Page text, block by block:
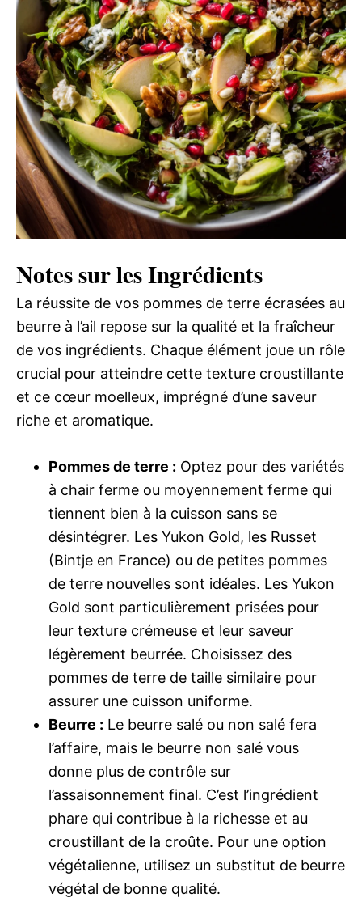
Notes sur les Ingrédients
La réussite de vos pommes de terre écrasées au
beurre à l’ail repose sur la qualité et la fraîcheur
de vos ingrédients. Chaque élément joue un rôle
crucial pour atteindre cette texture croustillante
et ce cœur moelleux, imprégné d’une saveur
riche et aromatique.
Pommes de terre : Optez pour des variétés
à chair ferme ou moyennement ferme qui
tiennent bien à la cuisson sans se
désintégrer. Les Yukon Gold, les Russet
(Bintje en France) ou de petites pommes
de terre nouvelles sont idéales. Les Yukon
Gold sont particulièrement prisées pour
leur texture crémeuse et leur saveur
légèrement beurrée. Choisissez des
pommes de terre de taille similaire pour
assurer une cuisson uniforme.
Beurre : Le beurre salé ou non salé fera
l’affaire, mais le beurre non salé vous
donne plus de contrôle sur
l’assaisonnement final. C’est l’ingrédient
phare qui contribue à la richesse et au
croustillant de la croûte. Pour une option
végétalienne, utilisez un substitut de beurre
végétal de bonne qualité.